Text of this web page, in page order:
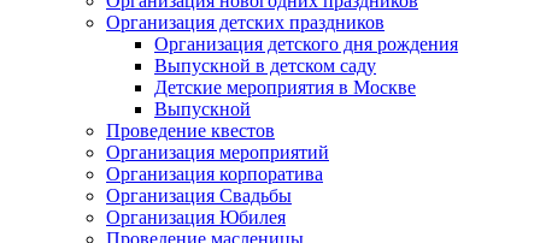
Организация детских праздников
Организация детского дня рождения
Выпускной в детском саду
Детские мероприятия в Москве
Выпускной
Проведение квестов
Организация мероприятий
Организация корпоратива
Организация Свадьбы
Организация Юбилея
Проведение масленицы